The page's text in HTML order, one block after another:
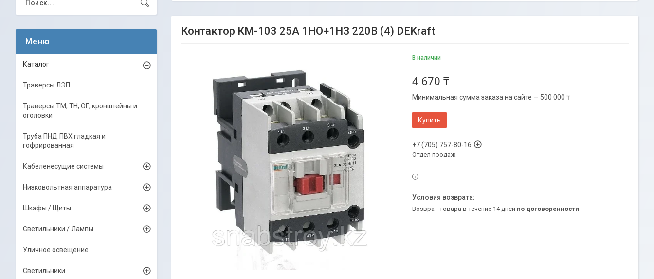
Контактор КМ-103 25А 1НО+1НЗ 220В (4) DEKraft
В наличии
4 670 ₸
Минимальная сумма заказа на сайте — 500 000 ₸
Купить
+7 (705) 757-80-16
Отдел продаж
возврат товара в течение 14 дней по договоренности
Каталог
Траверсы ЛЭП
Траверсы ТМ, ТН, ОГ, кронштейны и
оголовки
Труба ПНД ПВХ гладкая и
гофрированная
Кабеленесущие системы
Низковольтная аппаратура
Шкафы / Щиты
Светильники / Лампы
Уличное освещение
Светильники